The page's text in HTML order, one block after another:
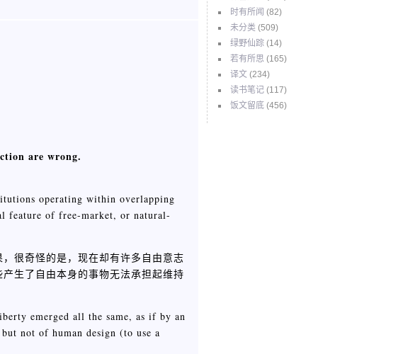
时有所闻 (82)
未分类 (509)
绿野仙踪 (14)
若有所思 (165)
译文 (234)
读书笔记 (117)
饭文留底 (456)
are wrong.
operating within overlapping
feature of free-market, or natural-
很奇怪的是，现在却有许多自由意志
生了自由本身的事物无法承担起维持
emerged all the same, as if by an
not of human design (to use a